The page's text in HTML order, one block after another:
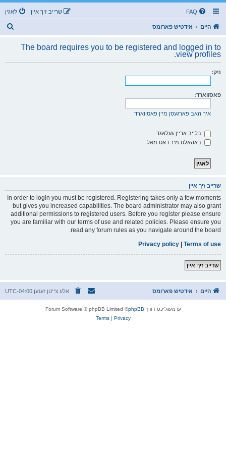
FAQ לאגין שרייב זיך איין
היים אידטיש פארומס
The board requires you to be registered and logged in to
view profiles.
ניק:
פאסווארד:
איך האב פארגעסן מיין פאסווארד
בלייב אריין געלאגד
באהאלט מיר דאס מאל
שרייב זיך איין
In order to login you must be registered. Registering takes only a few moments
but gives you increased capabilities. The board administrator may also grant
additional permissions to registered users. Before you register please ensure
you are familiar with our terms of use and related policies. Please ensure you
read any forum rules as you navigate around the board.
Terms of use
|
Privacy policy
שרייב זיך איין
היים אידטיש פארומס אלע צייטן זענען UTC-04:00
ערמעגליכט דורך phpBB
® Forum Software © phpBB Limited
Privacy
|
Terms